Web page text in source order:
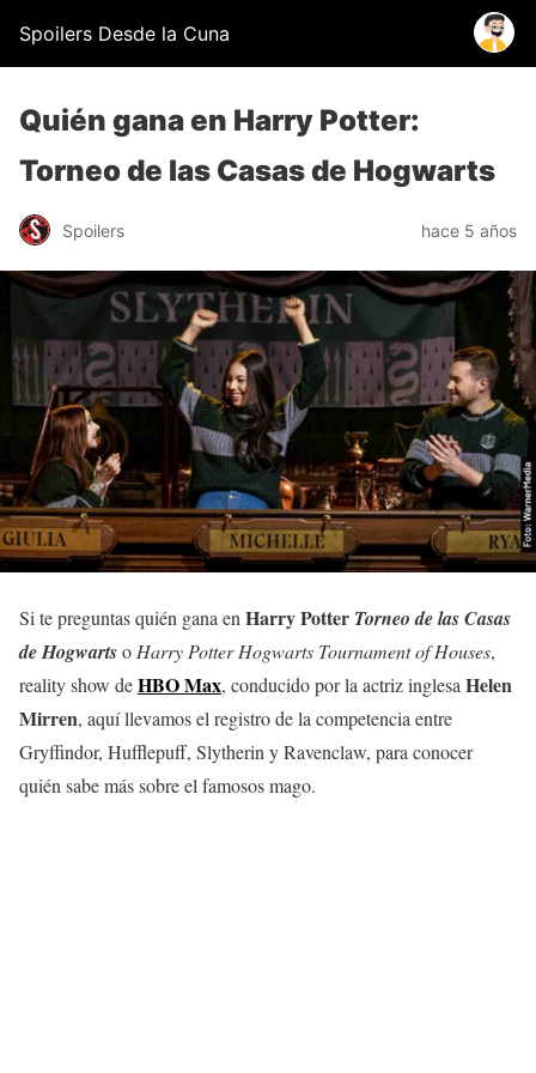
Spoilers Desde la Cuna
Quién gana en Harry Potter:
Torneo de las Casas de Hogwarts
Spoilers hace 5 años
Si te preguntas quién gana en Harry Potter Torneo de las Casas
de Hogwartso Harry Potter Hogwarts Tournament of Houses,
reality show deHBO Max, conducido por la actriz inglesa Helen
Mirren, aquí llevamos el registro de la competencia entre
Gryffindor, Hufflepuff, Slytherin y Ravenclaw, para conocer
quién sabe más sobre el famosos mago.